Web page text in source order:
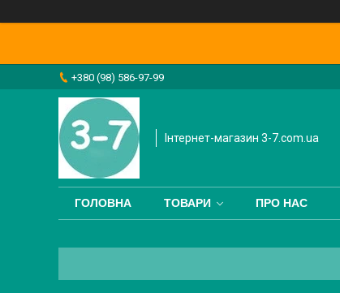
+380 (98) 586-97-99
Інтернет-магазин 3-7.com.ua
ГОЛОВНА ТОВАРИ ПРО НАС